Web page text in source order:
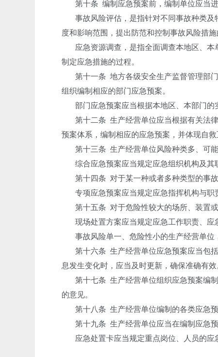
第十条 编制应急预案前，编制单位应当
事故风险评估，是指针对不同事故种类
度和影响范围，提出防范和控制事故风险措施
应急资源调查，是指全面调查本地区、
制定应急措施的过程。
第十一条 地方各级安全生产监督管理部
组织编制相应的部门应急预案。
部门应急预案应当根据本地区、本部门的
第十二条 生产经营单位应当根据有关法
预案体系，编制相应的应急预案，并体现自救
第十三条 生产经营单位风险种类多、可
综合应急预案应当规定应急组织机构及
第十四条 对于某一种或者多种类型的事
专项应急预案应当规定应急指挥机构与职
第十五条 对于危险性较大的场所、装置
现场处置方案应当规定应急工作职责、应
事故风险单一、危险性小的生产经营单位
第十六条 生产经营单位应急预案应当包
息发生变化时，应当及时更新，确保准确有效
第十七条 生产经营单位组织应急预案编
的意见。
第十八条 生产经营单位编制的各类应急
第十九条 生产经营单位应当在编制应急
应急处置卡应当规定重点岗位、人员的